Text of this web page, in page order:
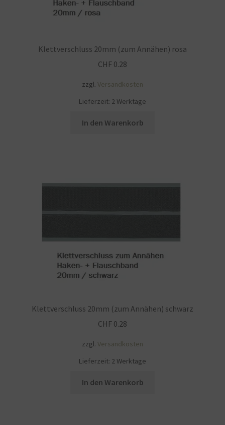
Klettverschluss 20mm (zum Annähen) rosa
CHF 0.28
zzgl. Versandkosten
Lieferzeit: 2 Werktage
In den Warenkorb
Klettverschluss 20mm (zum Annähen) schwarz
CHF 0.28
zzgl. Versandkosten
Lieferzeit: 2 Werktage
In den Warenkorb